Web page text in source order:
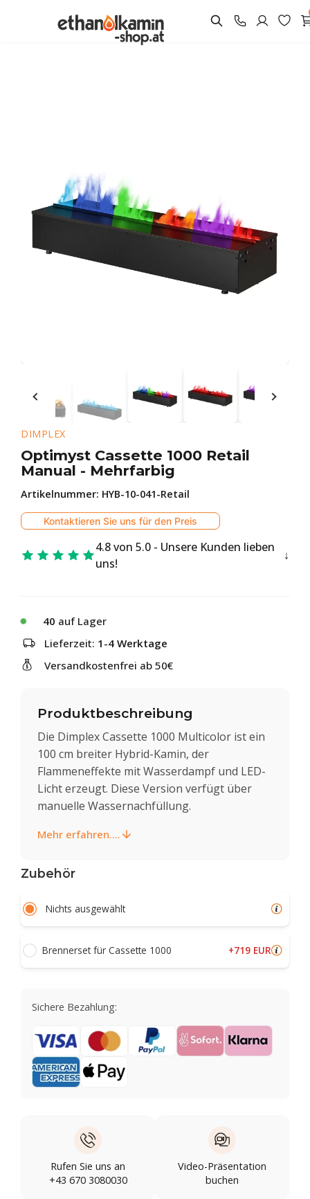
DIMPLEX
Optimyst Cassette 1000 Retail
Manual - Mehrfarbig
Artikelnummer: HYB-10-041-Retail
Kontaktieren Sie uns für den Preis
4.8 von 5.0 - Unsere Kunden lieben
uns!
40 auf Lager
Lieferzeit: 1-4 Werktage
Versandkostenfrei ab 50€
Produktbeschreibung
Die Dimplex Cassette 1000 Multicolor ist ein
100 cm breiter Hybrid-Kamin, der
Flammeneffekte mit Wasserdampf und LED-
Licht erzeugt. Diese Version verfügt über
manuelle Wassernachfüllung.
Mehr erfahren....
Zubehör
Nichts ausgewählt
Brennerset für Cassette 1000 +719 EUR
Sichere Bezahlung:
Rufen Sie uns an
+43 670 3080030
Video-Präsentation
buchen